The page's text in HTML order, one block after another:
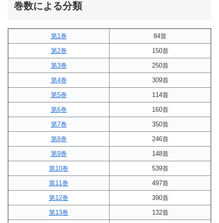
巻数による分類
第1巻
84首
第2巻
150首
第3巻
250首
第4巻
309首
第5巻
114首
第6巻
160首
第7巻
350首
第8巻
246首
第9巻
148首
第10巻
539首
第11巻
497首
第12巻
390首
第13巻
132首